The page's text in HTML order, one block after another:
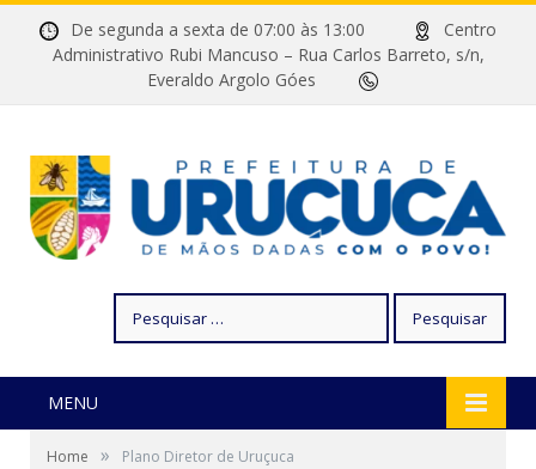
De segunda a sexta de 07:00 às 13:00
Centro
Administrativo Rubi Mancuso – Rua Carlos Barreto, s/n,
Everaldo Argolo Góes
por:
MENU
Home » Plano Diretor de Uruçuca